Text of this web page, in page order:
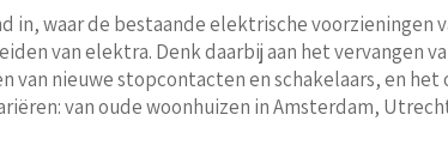
in, waar de bestaande elektrische voorzieningen
van elektra. Denk daarbij aan het vervangen
nieuwe stopcontacten en schakelaars, en
van oude woonhuizen in Amsterdam,